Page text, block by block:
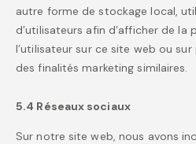
autre forme de stockage local,
d’utilisateurs afin d’afficher de la
l’utilisateur sur ce site web ou
des finalités marketing similaires.
5.4 Réseaux sociaux
Sur notre site web, nous avons